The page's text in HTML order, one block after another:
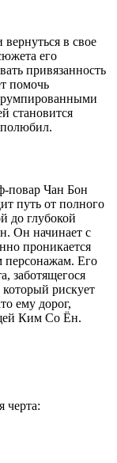
в свое
его
привязанность
помочь
становится
повар Чан Бон
путь от полного
до глубокой
Он начинает с
проникается
персонажам. Его
заботящегося
рискует
ему дорог,
Ким Со Ён.
черта: